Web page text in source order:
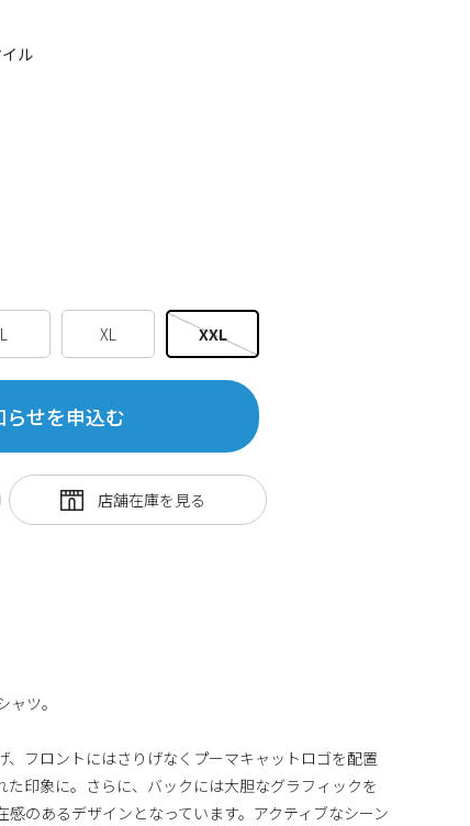
ル
L XL XXL
らせを申込む
ツ。
フロントにはさりげなくプーマキャットロゴを配置
印象に。さらに、バックには大胆なグラフィックを
のあるデザインとなっています。アクティブなシーン